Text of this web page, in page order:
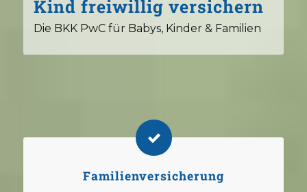
Kind freiwillig versichern
Die BKK PwC für Babys, Kinder & Familien
Familienversicherung